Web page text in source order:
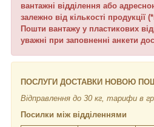
вантажні відділення або
залежно від кількості продукції
Пошти вантажу у пластикових
уважні при заповненні анкети
ПОСЛУГИ ДОСТАВКИ НОВОЮ
Відправлення до 30 кг, тарифи в
Посилки між відділеннями